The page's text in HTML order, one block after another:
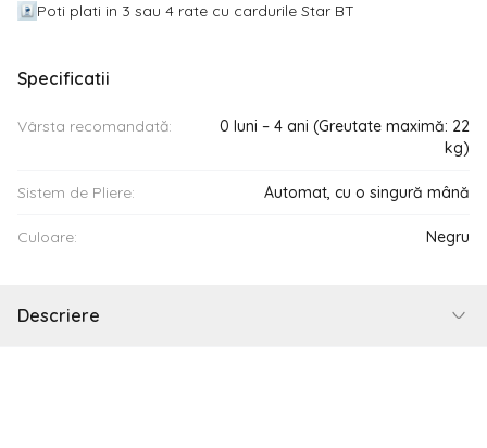
Poti plati in 3 sau 4 rate cu cardurile Star BT
Specificatii
Vârsta recomandată:
0 luni – 4 ani (Greutate maximă: 22
kg)
Sistem de Pliere: Automat, cu o singură mână
Culoare: Negru
Descriere